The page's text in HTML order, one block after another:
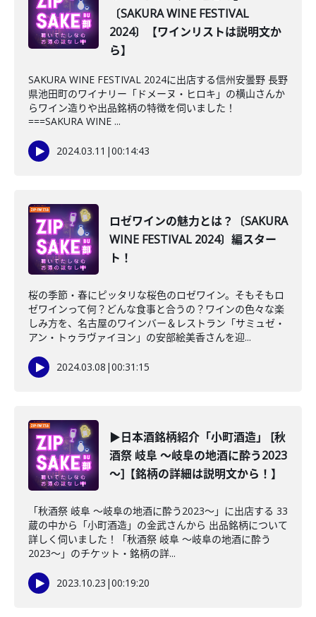
〔SAKURA WINE FESTIVAL
2024〕【ワインリストは説明文か
ら】
SAKURA WINE FESTIVAL 2024に出店する信州安曇野 長野
県池田町のワイナリー「ドメーヌ・ヒロキ」の横山さんか
らワイン造りや出品銘柄の特徴を伺いました！
===SAKURA WINE ...
2024.03.11 |00:14:43
ロゼワインの魅力とは？〔SAKURA
WINE FESTIVAL 2024〕編スター
ト！
桜の季節・春にピッタリな桜色のロゼワイン。そもそもロ
ゼワインって何？どんな食事と合うの？ワインの色々な楽
しみ方を、名古屋のワインバー＆レストラン「サミュゼ・
アン・トゥラヴァイヨン」の安部絵美香さんを迎...
2024.03.08 |00:31:15
▶日本酒銘柄紹介「小町酒造」 [秋
酒祭 岐阜 ～岐阜の地酒に酔う2023
～]【銘柄の詳細は説明文から！】
「秋酒祭 岐阜 ～岐阜の地酒に酔う2023～」に出店する 33
蔵の中から「小町酒造」の金武さんから 出品銘柄について
詳しく伺いました！「秋酒祭 岐阜 ～岐阜の地酒に酔う
2023～」のチケット・銘柄の詳...
2023.10.23 |00:19:20